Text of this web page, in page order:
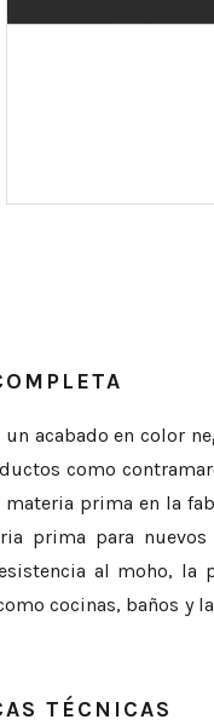
un acabado en color
como
prima en la
prima para
al moho,
cocinas, baños y
TÉCNICAS